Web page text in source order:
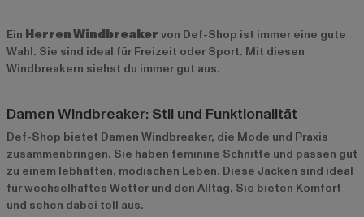
Ein Herren Windbreaker von Def-Shop ist immer eine gute
Wahl. Sie sind ideal für Freizeit oder Sport. Mit diesen
Windbreakern siehst du immer gut aus.
Damen Windbreaker: Stil und Funktionalität
Def-Shop bietet Damen Windbreaker, die Mode und Praxis
zusammenbringen. Sie haben feminine Schnitte und passen gut
zu einem lebhaften, modischen Leben. Diese Jacken sind ideal
für wechselhaftes Wetter und den Alltag. Sie bieten Komfort
und sehen dabei toll aus.